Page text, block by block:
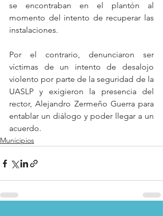
se encontraban en el plantón al
momento del intento de recuperar las
instalaciones.
Por el contrario, denunciaron ser
víctimas de un intento de desalojo
violento por parte de la seguridad de la
UASLP y exigieron la presencia del
rector, Alejandro Zermeño Guerra para
entablar un diálogo y poder llegar a un
acuerdo.
Municipios